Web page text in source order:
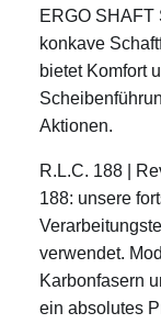
ERGO SHAFT
konkave
bietet Komfort
Aktionen.
R.L.C. 188 |
188: unsere
verwendet.
Karbonfasern
ein absolutes